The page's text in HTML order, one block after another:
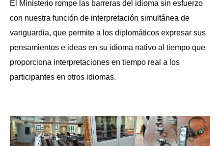
El Ministerio rompe las barreras del idioma sin esfuerzo
con nuestra función de interpretación simultánea de
vanguardia, que permite a los diplomáticos expresar sus
pensamientos e ideas en su idioma nativo al tiempo que
proporciona interpretaciones en tiempo real a los
participantes en otros idiomas.